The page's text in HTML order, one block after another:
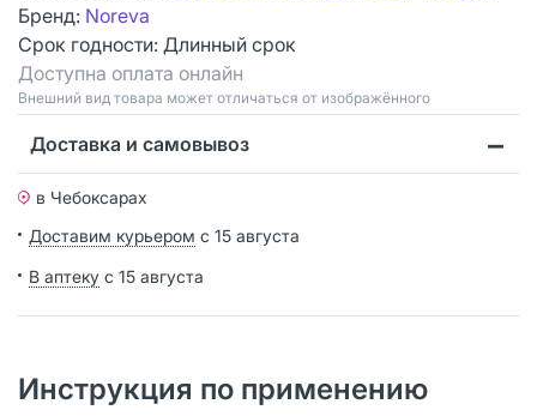
Бренд: Noreva
Срок годности: Длинный срок
Доступна оплата онлайн
Bнешний вид товара может отличаться от изображённого
Доставка и самовывоз
в Чебоксарах
Доставим курьером с 15 августа
В аптеку с 15 августа
Инструкция по применению